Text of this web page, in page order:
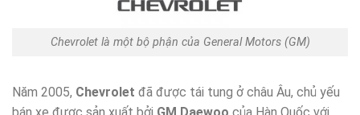
Chevrolet là một bộ phận của General Motors (GM)
Năm 2005, Chevrolet đã được tái tung ở châu Âu, chủ yếu
bán xe được sản xuất bởi GM Daewoo của Hàn Quốc với